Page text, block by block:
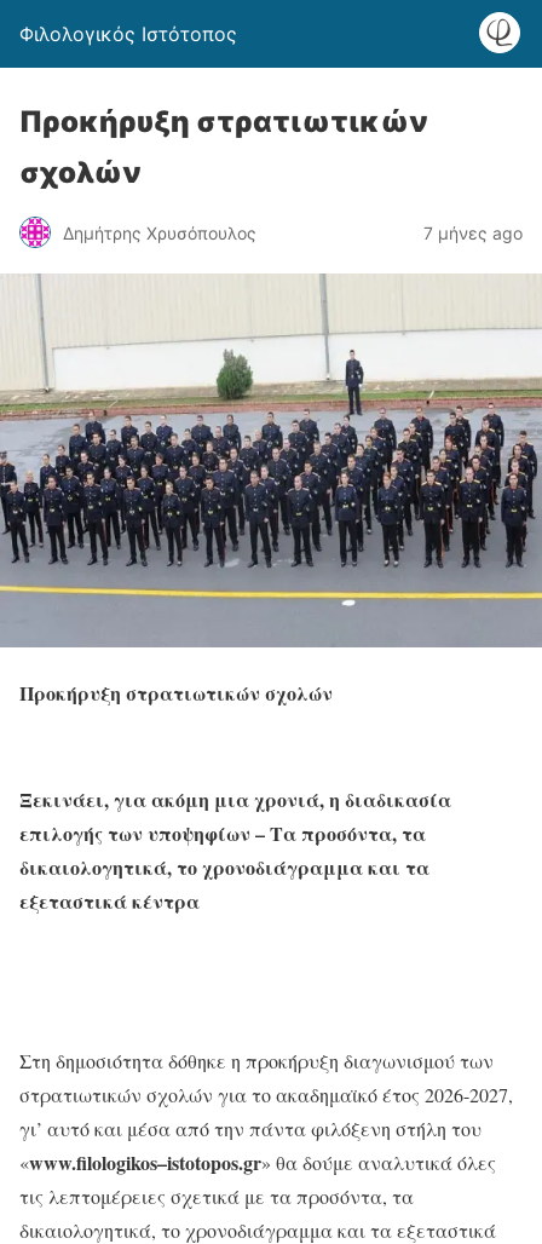
Φιλολογικός Ιστότοπος
Προκήρυξη στρατιωτικών
σχολών
Δημήτρης Χρυσόπουλος 7 μήνες ago
Προκήρυξη στρατιωτικών σχολών
Ξεκινάει, για ακόμη μια χρονιά, η διαδικασία
επιλογής των υποψηφίων – Τα προσόντα, τα
δικαιολογητικά, το χρονοδιάγραμμα και τα
εξεταστικά κέντρα
Στη δημοσιότητα δόθηκε η προκήρυξη διαγωνισμού των
στρατιωτικών σχολών για το ακαδημαϊκό έτος 2026-2027,
γι’ αυτό και μέσα από την πάντα φιλόξενη στήλη του
«www.filologikos–istotopos.gr» θα δούμε αναλυτικά όλες
τις λεπτομέρειες σχετικά με τα προσόντα, τα
δικαιολογητικά, το χρονοδιάγραμμα και τα εξεταστικά